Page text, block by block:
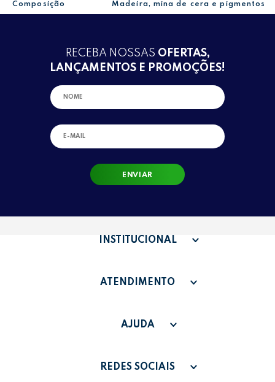
Composição Madeira, mina de cera e pigmentos
RECEBA NOSSAS OFERTAS,
LANÇAMENTOS E PROMOÇÕES!
ENVIAR
INSTITUCIONAL
QUEM SOMOS
FAQ
ATENDIMENTO
SAC - SAC@GRUPOLEONORA.COM.BR
MINHA CONTA
AJUDA
PAGAMENTO
REDES SOCIAIS